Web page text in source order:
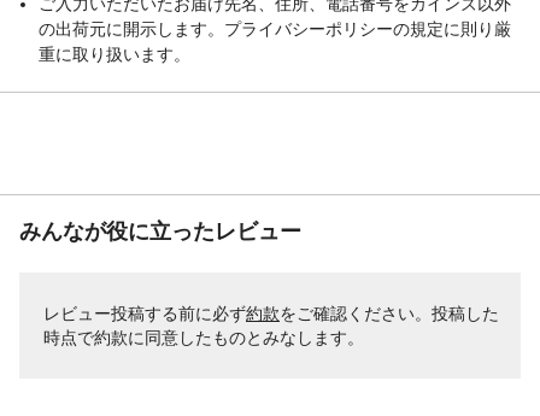
の出荷元に開示します。プライバシーポリシーの規定に則り厳
重に取り扱います。
みんなが役に立ったレビュー
レビュー投稿する前に必ず約款をご確認ください。投稿した
時点で約款に同意したものとみなします。